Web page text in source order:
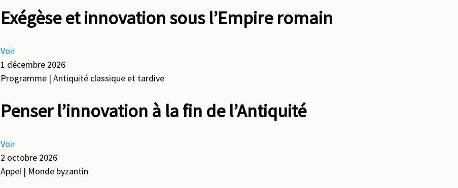
Exégèse et innovation sous l’Empire romain
Voir
1 décembre 2026
Programme | Antiquité classique et tardive
Penser l’innovation à la fin de l’Antiquité
Voir
2 octobre 2026
Appel | Monde byzantin